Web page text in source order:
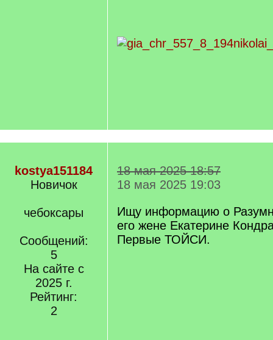
kostya151184
Новичок
чебоксары
Сообщений:
5
На сайте с
2025 г.
Рейтинг:
2
18 мая 2025 18:57
18 мая 2025 19:03
Ищу информацию о
его жене Екатерине
Первые ТОЙСИ.